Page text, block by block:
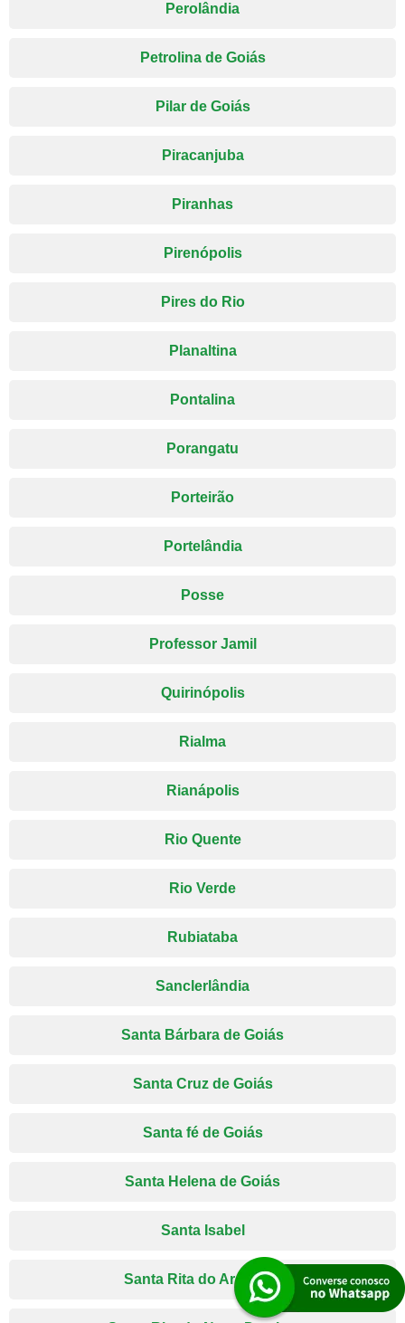
Perolândia
Petrolina de Goiás
Pilar de Goiás
Piracanjuba
Piranhas
Pirenópolis
Pires do Rio
Planaltina
Pontalina
Porangatu
Porteirão
Portelândia
Posse
Professor Jamil
Quirinópolis
Rialma
Rianápolis
Rio Quente
Rio Verde
Rubiataba
Sanclerlândia
Santa Bárbara de Goiás
Santa Cruz de Goiás
Santa fé de Goiás
Santa Helena de Goiás
Santa Isabel
Santa Rita do Araguaia